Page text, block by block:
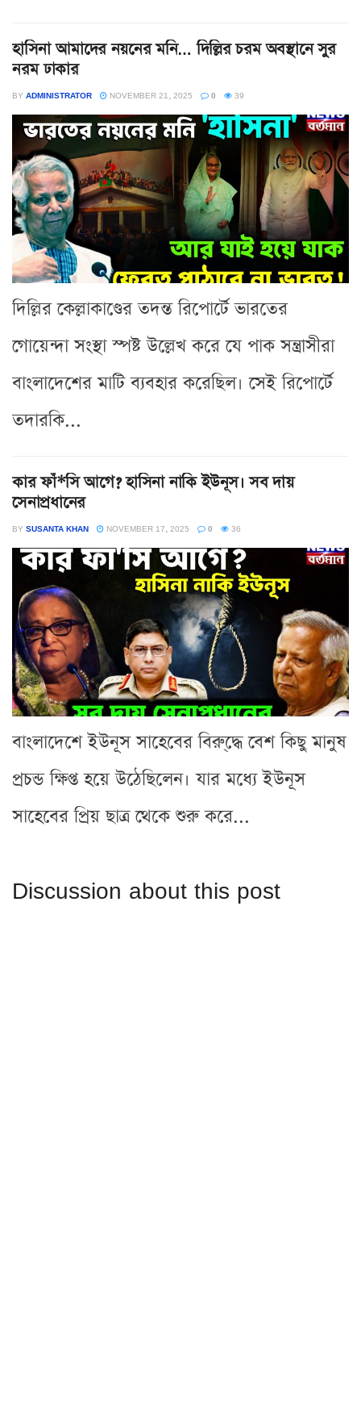
হাসিনা আমাদের নয়নের মনি… দিল্লির চরম অবস্থানে সুর
নরম ঢাকার
BY ADMINISTRATOR NOVEMBER 21, 2025 0 39
দিল্লির কেল্লাকাণ্ডের তদন্ত রিপোর্টে ভারতের
গোয়েন্দা সংস্থা স্পষ্ট উল্লেখ করে যে পাক সন্ত্রাসীরা
বাংলাদেশের মাটি ব্যবহার করেছিল। সেই রিপোর্টে
তদারকি...
কার ফাঁ*সি আগে? হাসিনা নাকি ইউনূস। সব দায়
সেনাপ্রধানের
BY SUSANTA KHAN NOVEMBER 17, 2025 0 36
বাংলাদেশে ইউনূস সাহেবের বিরু্দ্ধে বেশ কিছু মানুষ
প্রচন্ড ক্ষিপ্ত হয়ে উঠেছিলেন। যার মধ্যে ইউনূস
সাহেবের প্রিয় ছাত্র থেকে শুরু করে...
Discussion about this post